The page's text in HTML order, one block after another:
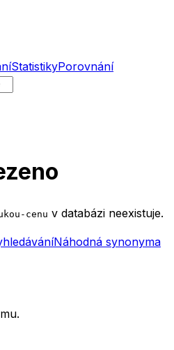
StatistikyPorovnání
cenu v databázi neexistuje.
Náhodná synonyma